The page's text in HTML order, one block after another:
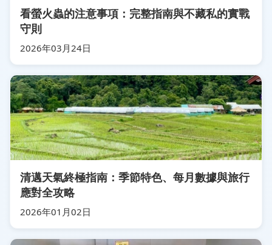
看螢火蟲的注意事項：完整指南與不藏私的實戰
守則
2026年03月24日
清邁天氣終極指南：季節特色、每月數據與旅行
應對全攻略
2026年01月02日